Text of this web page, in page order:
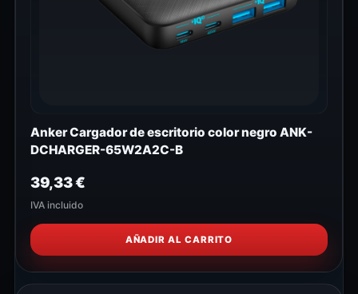
Anker Cargador de escritorio color negro ANK-
DCHARGER-65W2A2C-B
39,33€
IVA incluido
AÑADIR AL CARRITO